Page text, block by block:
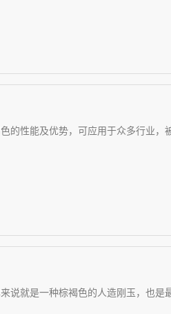
的性能及优势，可应用于众多行业，
说就是一种棕褐色的人造刚玉，也是